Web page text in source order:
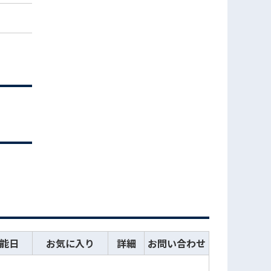
日 お気に入り 詳細 お問い合わせ